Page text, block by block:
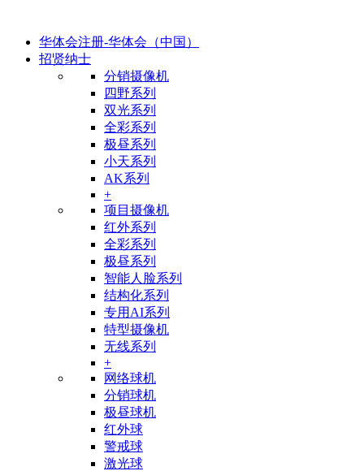
华体会注册-华体会（中国）
招贤纳士
分销摄像机
四野系列
双光系列
全彩系列
极昼系列
小天系列
AK系列
+
项目摄像机
红外系列
全彩系列
极昼系列
智能人脸系列
结构化系列
专用AI系列
特型摄像机
无线系列
+
网络球机
分销球机
极昼球机
红外球
警戒球
激光球